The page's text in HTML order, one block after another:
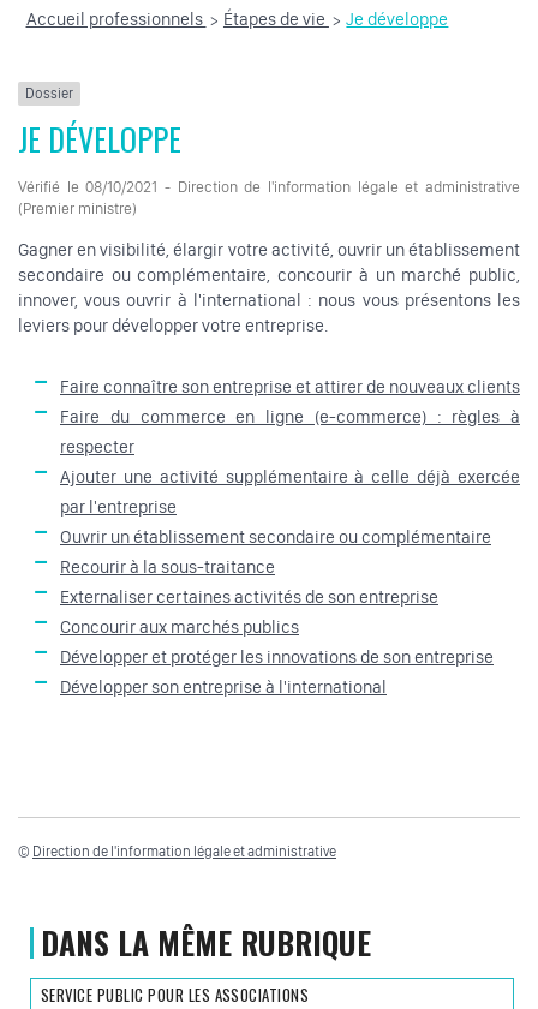
Accueil professionnels > Étapes de vie > Je développe
Dossier
JE DÉVELOPPE
Vérifié le 08/10/2021 - Direction de l'information légale et administrative
(Premier ministre)
Gagner en visibilité, élargir votre activité, ouvrir un établissement
secondaire ou complémentaire, concourir à un marché public,
innover, vous ouvrir à l'international : nous vous présentons les
leviers pour développer votre entreprise.
Faire connaître son entreprise et attirer de nouveaux clients
Faire du commerce en ligne (e-commerce) : règles à
respecter
Ajouter une activité supplémentaire à celle déjà exercée
par l'entreprise
Ouvrir un établissement secondaire ou complémentaire
Recourir à la sous-traitance
Externaliser certaines activités de son entreprise
Concourir aux marchés publics
Développer et protéger les innovations de son entreprise
Développer son entreprise à l'international
© Direction de l'information légale et administrative
DANS LA MÊME RUBRIQUE
SERVICE PUBLIC POUR LES ASSOCIATIONS